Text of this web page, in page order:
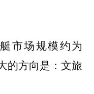
市场规模约为
的方向是：文旅